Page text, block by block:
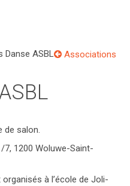
Danse ASBL Associations
de salon.
7, 1200 Woluwe-Saint-
à l’école de Joli-